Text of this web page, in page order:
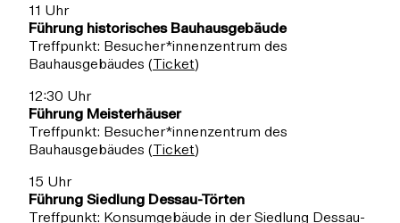
11 Uhr
Führung historisches Bauhausgebäude
Treffpunkt: Besucher*innenzentrum des
Bauhausgebäudes ( Ticket)
12:30 Uhr
Führung Meisterhäuser
Treffpunkt: Besucher*innenzentrum des
Bauhausgebäudes ( Ticket)
15 Uhr
Führung Siedlung Dessau-Törten
Treffpunkt: Konsumgebäude in der Siedlung Dessau-